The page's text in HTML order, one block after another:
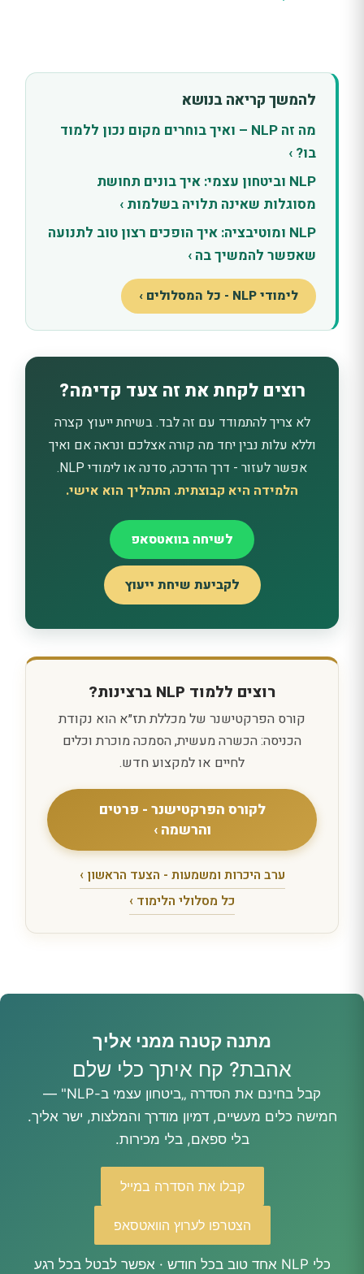
להמשך קריאה בנושא
מה זה NLP – ואיך בוחרים מקום נכון ללמוד
בו? ›
NLP וביטחון עצמי: איך בונים תחושת
מסוגלות שאינה תלויה בשלמות ›
NLP ומוטיבציה: איך הופכים רצון טוב לתנועה
שאפשר להמשיך בה ›
לימודי NLP - כל המסלולים ›
רוצים לקחת את זה צעד קדימה?
לא צריך להתמודד עם זה לבד. בשיחת ייעוץ קצרה
וללא עלות נבין יחד מה קורה אצלכם ונראה אם ואיך
אפשר לעזור - דרך הדרכה, סדנה או לימודי NLP.
הלמידה היא קבוצתית. התהליך הוא אישי.
לשיחה בוואטסאפ
לקביעת שיחת ייעוץ
רוצים ללמוד NLP ברצינות?
קורס הפרקטישנר של מכללת תז״א הוא נקודת
הכניסה: הכשרה מעשית, הסמכה מוכרת וכלים
לחיים או למקצוע חדש.
לקורס הפרקטישנר - פרטים
והרשמה ›
ערב היכרות ומשמעות - הצעד הראשון ›
כל מסלולי הלימוד ›
מתנה קטנה ממני אליך
אהבת? קח איתך כלי שלם
קבל בחינם את הסדרה „ביטחון עצמי ב-NLP" —
חמישה כלים מעשיים, דמיון מודרך והמלצות, ישר אליך.
בלי ספאם, בלי מכירות.
קבלו את הסדרה במייל
הצטרפו לערוץ הוואטסאפ
כלי NLP אחד טוב בכל חודש · אפשר לבטל בכל רגע